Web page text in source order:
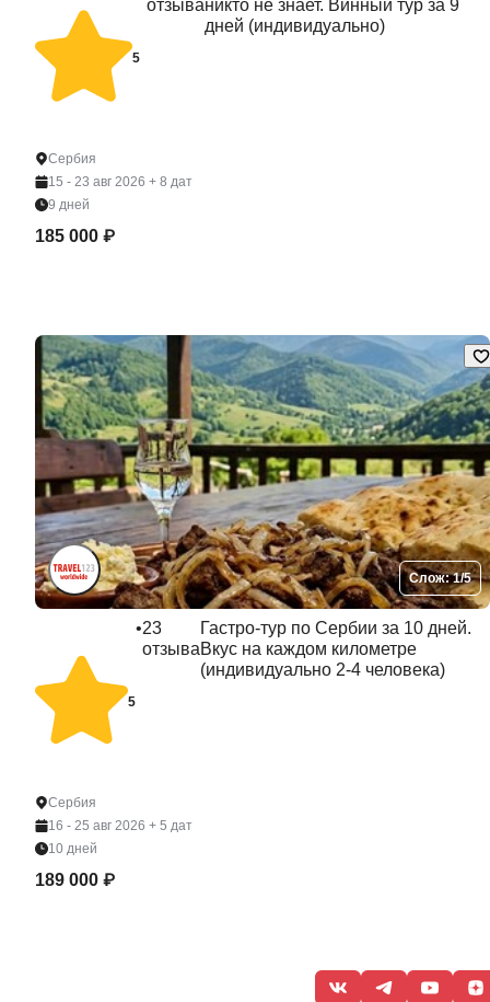
5
отзываникто не знает. Винный тур за 9
дней (индивидуально)
Сербия
15 - 23 авг 2026 + 8 дат
9 дней
185 000 ₽
Слож: 1/5
5
•23
отзыва
Гастро-тур по Сербии за 10 дней.
Вкус на каждом километре
(индивидуально 2-4 человека)
Сербия
16 - 25 авг 2026 + 5 дат
10 дней
189 000 ₽